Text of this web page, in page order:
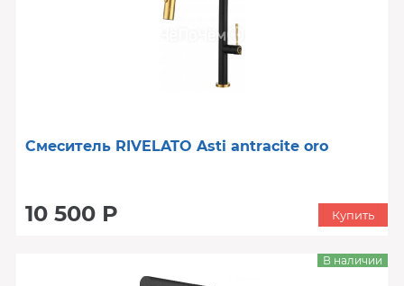
Смеситель RIVELATO Asti antracite oro
10 500 Р Купить
В наличии